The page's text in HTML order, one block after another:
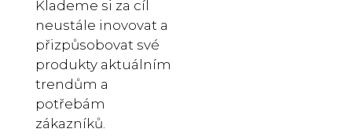
Klademe si za cíl
neustále inovovat a
přizpůsobovat své
produkty aktuálním
trendům a
potřebám
zákazníků.